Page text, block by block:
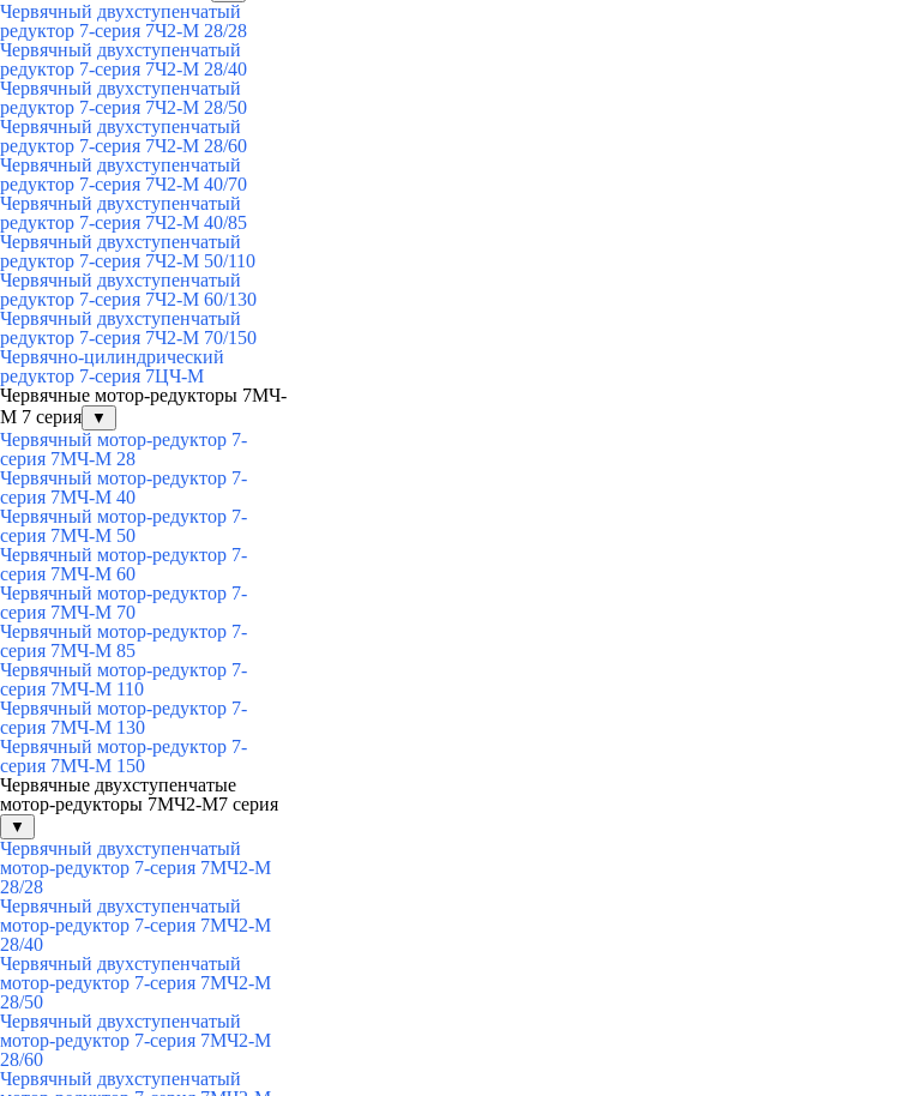
Червячный двухступенчатый
редуктор 7-серия 7Ч2-М 28/28
Червячный двухступенчатый
редуктор 7-серия 7Ч2-М 28/40
Червячный двухступенчатый
редуктор 7-серия 7Ч2-М 28/50
Червячный двухступенчатый
редуктор 7-серия 7Ч2-М 28/60
Червячный двухступенчатый
редуктор 7-серия 7Ч2-М 40/70
Червячный двухступенчатый
редуктор 7-серия 7Ч2-М 40/85
Червячный двухступенчатый
редуктор 7-серия 7Ч2-М 50/110
Червячный двухступенчатый
редуктор 7-серия 7Ч2-М 60/130
Червячный двухступенчатый
редуктор 7-серия 7Ч2-М 70/150
Червячно-цилиндрический
редуктор 7-серия 7ЦЧ-М
Червячные мотор-редукторы 7МЧ-
М 7 серия
▼
Червячный мотор-редуктор 7-
серия 7МЧ-М 28
Червячный мотор-редуктор 7-
серия 7МЧ-М 40
Червячный мотор-редуктор 7-
серия 7МЧ-М 50
Червячный мотор-редуктор 7-
серия 7МЧ-М 60
Червячный мотор-редуктор 7-
серия 7МЧ-М 70
Червячный мотор-редуктор 7-
серия 7МЧ-М 85
Червячный мотор-редуктор 7-
серия 7МЧ-М 110
Червячный мотор-редуктор 7-
серия 7МЧ-М 130
Червячный мотор-редуктор 7-
серия 7МЧ-М 150
Червячные двухступенчатые
мотор-редукторы 7МЧ2-М7 серия
▼
Червячный двухступенчатый
мотор-редуктор 7-серия 7МЧ2-М
28/28
Червячный двухступенчатый
мотор-редуктор 7-серия 7МЧ2-М
28/40
Червячный двухступенчатый
мотор-редуктор 7-серия 7МЧ2-М
28/50
Червячный двухступенчатый
мотор-редуктор 7-серия 7МЧ2-М
28/60
Червячный двухступенчатый